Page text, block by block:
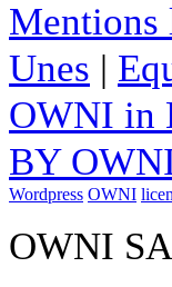
Mentions
Unes |
OWNI in
BY
Wordpress OWNI
OWNI